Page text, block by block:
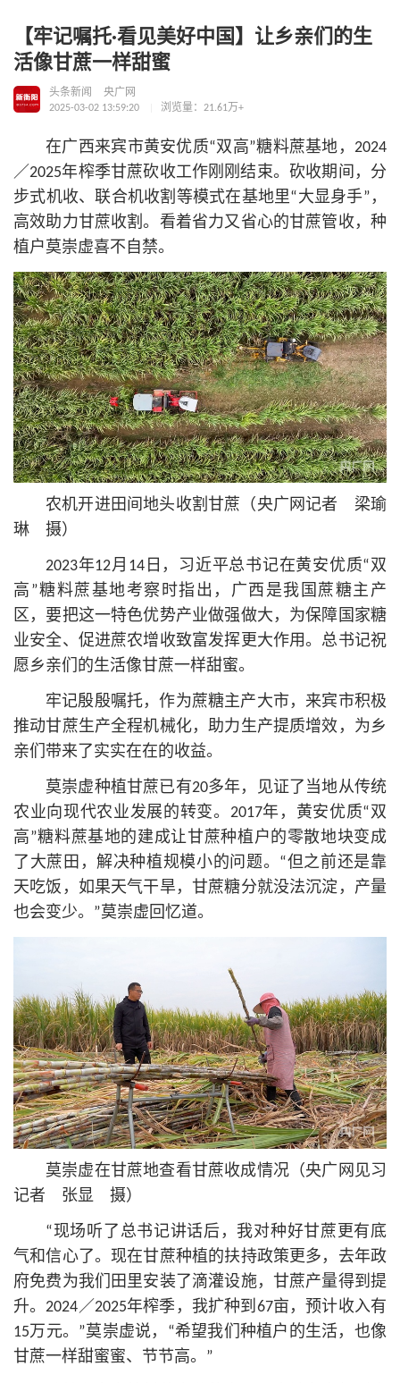
【牢记嘱托·看见美好中国】让乡亲们的生
活像甘蔗一样甜蜜
头条新闻
央广网
2025-03-02 13:59:20
浏览量：21.61万+
在广西来宾市黄安优质“双高”糖料蔗基地，2024
／2025年榨季甘蔗砍收工作刚刚结束。砍收期间，分
步式机收、联合机收割等模式在基地里“大显身手”，
高效助力甘蔗收割。看着省力又省心的甘蔗管收，种
植户莫崇虚喜不自禁。
农机开进田间地头收割甘蔗（央广网记者 梁瑜
琳 摄）
2023年12月14日，习近平总书记在黄安优质“双
高”糖料蔗基地考察时指出，广西是我国蔗糖主产
区，要把这一特色优势产业做强做大，为保障国家糖
业安全、促进蔗农增收致富发挥更大作用。总书记祝
愿乡亲们的生活像甘蔗一样甜蜜。
牢记殷殷嘱托，作为蔗糖主产大市，来宾市积极
推动甘蔗生产全程机械化，助力生产提质增效，为乡
亲们带来了实实在在的收益。
莫崇虚种植甘蔗已有20多年，见证了当地从传统
农业向现代农业发展的转变。2017年，黄安优质“双
高”糖料蔗基地的建成让甘蔗种植户的零散地块变成
了大蔗田，解决种植规模小的问题。“但之前还是靠
天吃饭，如果天气干旱，甘蔗糖分就没法沉淀，产量
也会变少。”莫崇虚回忆道。
莫崇虚在甘蔗地查看甘蔗收成情况（央广网见习
记者 张显 摄）
“现场听了总书记讲话后，我对种好甘蔗更有底
气和信心了。现在甘蔗种植的扶持政策更多，去年政
府免费为我们田里安装了滴灌设施，甘蔗产量得到提
升。2024／2025年榨季，我扩种到67亩，预计收入有
15万元。”莫崇虚说，“希望我们种植户的生活，也像
甘蔗一样甜蜜蜜、节节高。”